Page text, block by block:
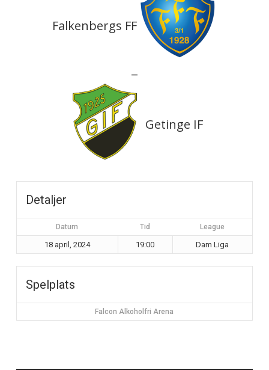
Falkenbergs FF
—
Getinge IF
Detaljer
Datum Tid League
18 april, 2024 19:00 Dam Liga
Spelplats
Falcon Alkoholfri Arena